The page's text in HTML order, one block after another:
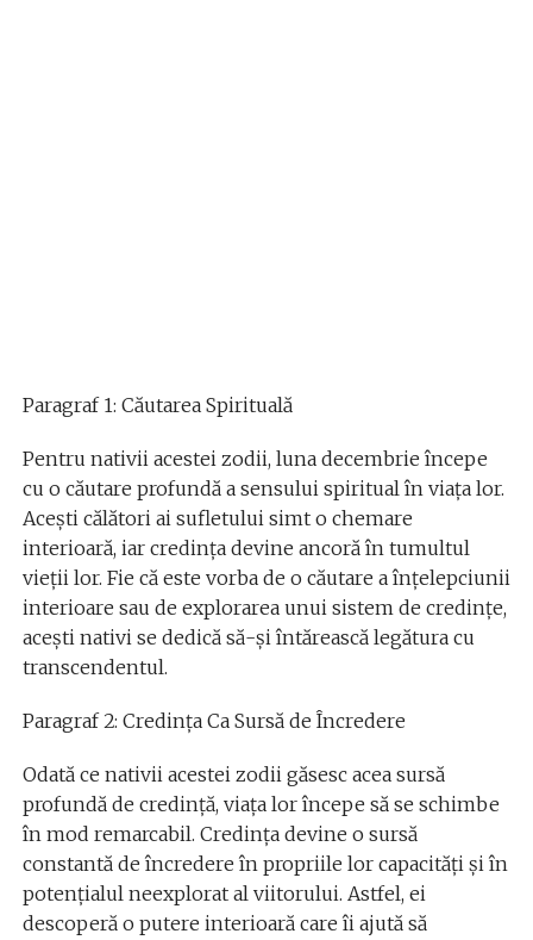
Paragraf 1: Căutarea Spirituală
Pentru nativii acestei zodii, luna decembrie începe
cu o căutare profundă a sensului spiritual în viața lor.
Acești călători ai sufletului simt o chemare
interioară, iar credința devine ancoră în tumultul
vieții lor. Fie că este vorba de o căutare a înțelepciunii
interioare sau de explorarea unui sistem de credințe,
acești nativi se dedică să-și întărească legătura cu
transcendentul.
Paragraf 2: Credința Ca Sursă de Încredere
Odată ce nativii acestei zodii găsesc acea sursă
profundă de credință, viața lor începe să se schimbe
în mod remarcabil. Credința devine o sursă
constantă de încredere în propriile lor capacități și în
potențialul neexplorat al viitorului. Astfel, ei
descoperă o putere interioară care îi ajută să